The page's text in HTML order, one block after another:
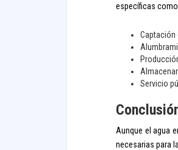
específicas
Captación
Servicio
Aunque el agua
necesarias para